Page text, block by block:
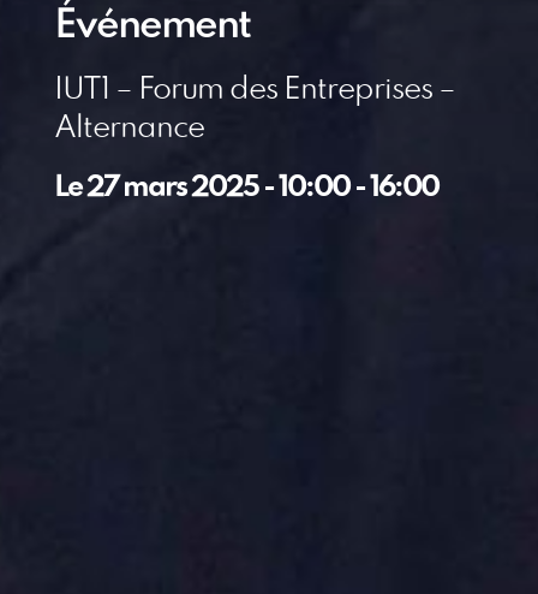
Événement
IUT1 – Forum des Entreprises –
Alternance
Le27 mars 2025-10:00-16:00